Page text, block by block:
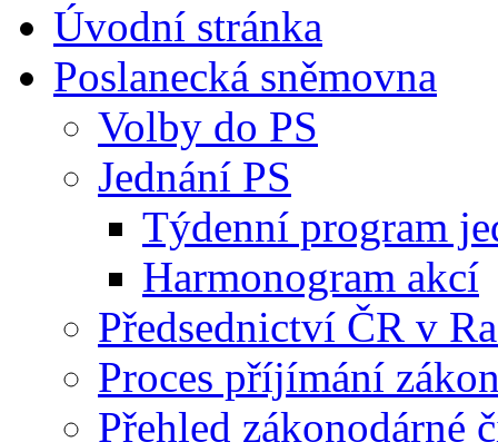
Úvodní stránka
Poslanecká sněmovna
Volby do PS
Jednání PS
Týdenní program
Harmonogram akcí
Předsednictví ČR v
Proces příjímání
Přehled zákonodárné